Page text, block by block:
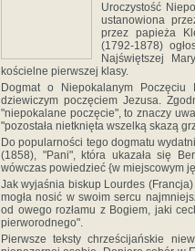
Uroczystość
ustanowiona
przez papieża
(1792-1878)
Najświętszej
kościelne pierwszej klasy.
Dogmat o Niepokalanym
dziewiczym poczęciem Jezusa.
"niepokalane poczęcie", to znaczy
"pozostała nietknięta wszelką skazą
Do popularności tego dogmatu
(1858), "Pani", która ukazała się
wówczas powiedzieć {w miejscowym
Jak wyjaśnia biskup Lourdes
mogła nosić w swoim sercu
od owego rozłamu z Bogiem, jaki
pierworodnego".
Pierwsze teksty chrześcijańskie